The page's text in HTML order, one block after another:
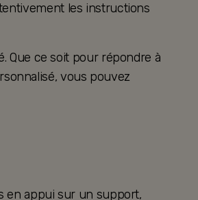
les instructions
Que ce soit pour répondre à
vous pouvez
en appui sur un support,